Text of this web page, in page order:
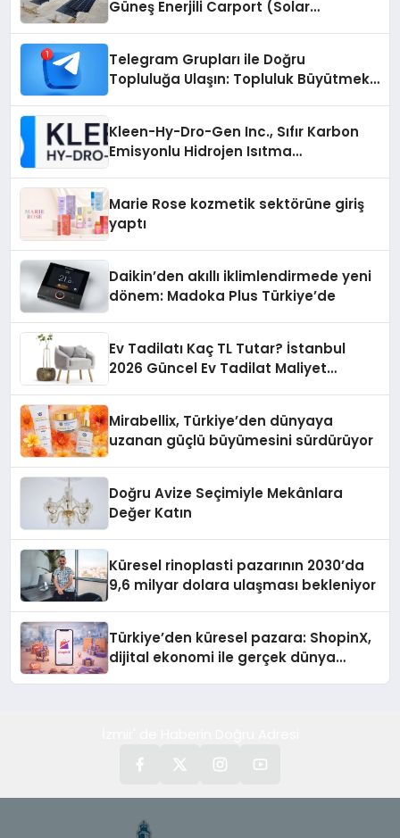
Güneş Enerjili Carport (Solar
Telegram Grupları ile Doğru
Topluluğa Ulaşın: Topluluk Büyütmek
Kleen-Hy-Dro-Gen Inc., Sıfır Karbon
Emisyonlu Hidrojen Isıtma
Marie Rose kozmetik sektörüne giriş
yaptı
Daikin’den akıllı iklimlendirmede yeni
dönem: Madoka Plus Türkiye’de
Ev Tadilatı Kaç TL Tutar? İstanbul
2026 Güncel Ev Tadilat Maliyet
Mirabellix, Türkiye’den dünyaya
uzanan güçlü büyümesini sürdürüyor
Doğru Avize Seçimiyle Mekânlara
Değer Katın
Küresel rinoplasti pazarının 2030’da
9,6 milyar dolara ulaşması bekleniyor
Türkiye’den küresel pazara: ShopinX,
dijital ekonomi ile gerçek dünya